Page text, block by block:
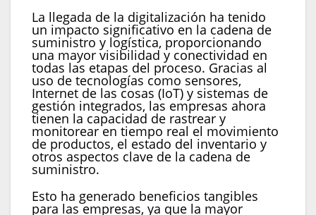
La llegada de la digitalización ha tenido
un impacto significativo en la cadena de
suministro y logística, proporcionando
una mayor visibilidad y conectividad en
todas las etapas del proceso. Gracias al
uso de tecnologías como sensores,
Internet de las cosas (IoT) y sistemas de
gestión integrados, las empresas ahora
tienen la capacidad de rastrear y
monitorear en tiempo real el movimiento
de productos, el estado del inventario y
otros aspectos clave de la cadena de
suministro.
Esto ha generado beneficios tangibles
para las empresas, ya que la mayor